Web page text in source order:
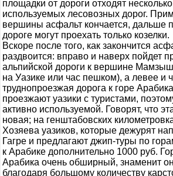
площадки от дороги отходят
используемых лесовозных дорог.
вершины асфальт кончается, дальше
дороге могут проехать только козелки.
Вскоре после того, как закончится
раздвоится: вправо и наверх пойдет
альпийской дороги к вершине
на Уазике или час пешком), а левее и
труднопроезжая дорога к горе
проезжают уазики с туристами,
активно используемой. Говорят, что
новая; на генштабовских
Хозяева уазиков, которые дежурят
Гагре и предлагают джип-туры по
к Арабике дополнительно 1000 руб.
Арабика очень обширный, знаменит
благодаря большому количеству